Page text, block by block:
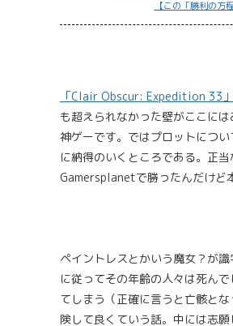
【この「勝利の
「Clair Obscur: Expedition 33」
も超えられなかった壁がここに
神ゲーです。ではプロットにつ
に納得のいくところである。正
Gamersplanetで勝ったんだけど
ペイントレスとかいう魔女？が
に従ってその年齢の人々は死ん
てしまう（正確に言うと亡骸と
険して良くていう話。中には志